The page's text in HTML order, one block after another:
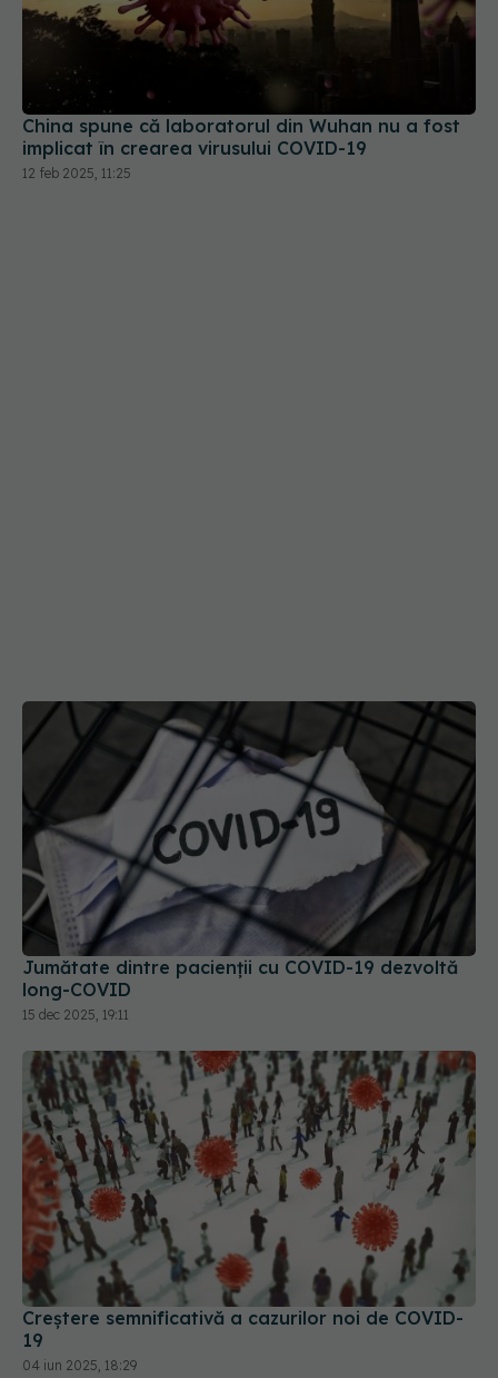
China spune că laboratorul din Wuhan nu a fost
implicat în crearea virusului COVID-19
12 feb 2025, 11:25
Jumătate dintre pacienții cu COVID-19 dezvoltă
long-COVID
15 dec 2025, 19:11
Creștere semnificativă a cazurilor noi de COVID-
19
04 iun 2025, 18:29